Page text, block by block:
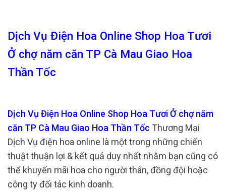
Dịch Vụ Điện Hoa Online Shop Hoa Tươi
Ở chợ năm căn TP Cà Mau Giao Hoa
Thần Tốc
Dịch Vụ Điện Hoa Online Shop Hoa Tươi Ở chợ năm
căn TP Cà Mau Giao Hoa Thần Tốc Thương Mại
Dịch Vụ điện hoa online là một trong những chiến
thuật thuận lợi & kết quả duy nhất nhằm bạn cũng có
thể khuyến mãi hoa cho người thân, đồng đội hoặc
công ty đối tác kinh doanh.